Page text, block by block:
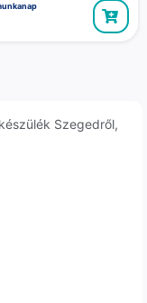
Szegedről,